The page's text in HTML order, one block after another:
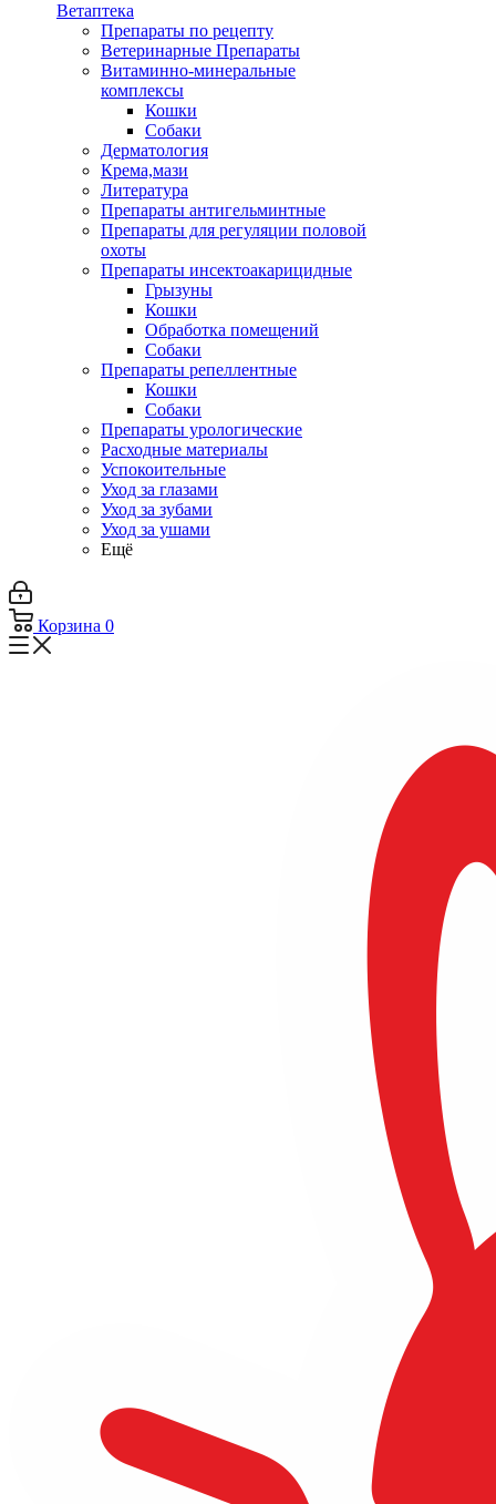
Ветаптека
Препараты по рецепту
Ветеринарные Препараты
Витаминно-минеральные
комплексы
Кошки
Собаки
Дерматология
Крема,мази
Литература
Препараты антигельминтные
Препараты для регуляции половой
охоты
Препараты инсектоакарицидные
Грызуны
Кошки
Обработка помещений
Собаки
Препараты репеллентные
Кошки
Собаки
Препараты урологические
Расходные материалы
Успокоительные
Уход за глазами
Уход за зубами
Уход за ушами
Ещё
Корзина 0